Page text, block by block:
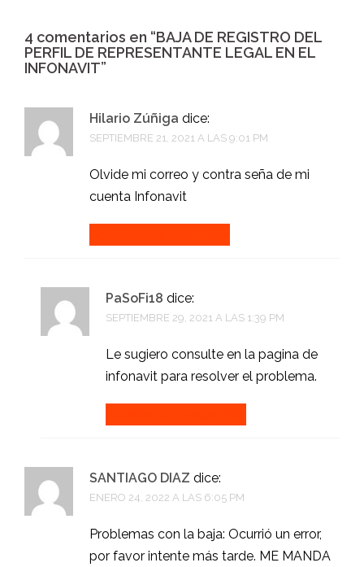
4 comentarios en “BAJA DE REGISTRO DEL
PERFIL DE REPRESENTANTE LEGAL EN EL
INFONAVIT”
Hilario Zúñiga dice:
SEPTIEMBRE 21, 2021 A LAS 9:01 PM
Olvide mi correo y contra seña de mi
cuenta Infonavit
PaSoFi18 dice:
SEPTIEMBRE 29, 2021 A LAS 1:39 PM
Le sugiero consulte en la pagina de
infonavit para resolver el problema.
SANTIAGO DIAZ dice:
ENERO 24, 2022 A LAS 6:05 PM
Problemas con la baja: Ocurrió un error,
por favor intente más tarde. ME MANDA